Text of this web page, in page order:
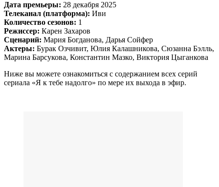
Дата премьеры: 28 декабря 2025
Телеканал (платформа): Иви
Количество сезонов: 1
Режиссер: Карен Захаров
Сценарий: Мария Богданова, Дарья Сойфер
Актеры: Бурак Озчивит, Юлия Калашникова, Сюзанна Бэлль,
Марина Барсукова, Константин Мазко, Виктория Цыганкова
Ниже вы можете ознакомиться с содержанием всех серий
сериала «Я к тебе надолго» по мере их выхода в эфир.